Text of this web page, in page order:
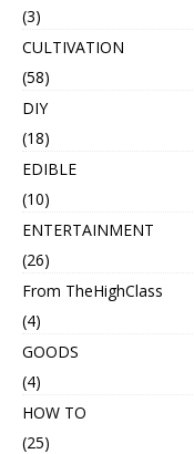
(3)
CULTIVATION
(58)
DIY
(18)
EDIBLE
(10)
ENTERTAINMENT
(26)
From TheHighClass
(4)
GOODS
(4)
HOW TO
(25)